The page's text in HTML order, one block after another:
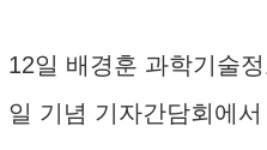
12일 배경훈 과학기술
일 기념 기자간담회에